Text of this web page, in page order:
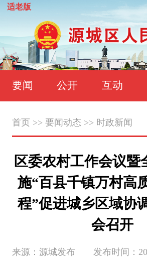
适老版
要闻 公开 互动
首页 >> 要闻动态 >> 时政新闻
区委农村工作会议暨
施“百县千镇万村高
程”促进城乡区域协
会召开
来源：源城发布 发布时间：